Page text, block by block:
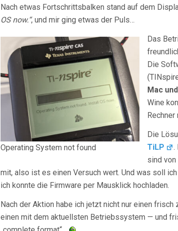
Nach etwas Fortschrittsbalken stand auf dem
OS now.“, und mir ging etwas der Puls…
Operating System not found
Das
Die
Mac
Wine
Rechner
Die
TiLP
.
sind
mit, also ist es einen Versuch wert. Und was soll
ich konnte die Firmware per Mausklick hochladen.
Nach der Aktion habe ich jetzt nicht nur einen
einen mit dem aktuellsten Betriebssystem — und